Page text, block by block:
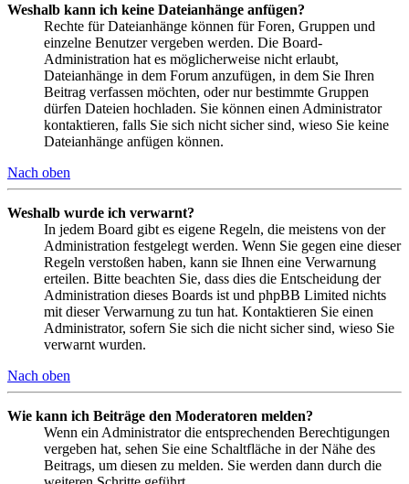
Weshalb kann ich keine Dateianhänge anfügen?
Rechte für Dateianhänge können für Foren, Gruppen und
einzelne Benutzer vergeben werden. Die Board-
Administration hat es möglicherweise nicht erlaubt,
Dateianhänge in dem Forum anzufügen, in dem Sie Ihren
Beitrag verfassen möchten, oder nur bestimmte Gruppen
dürfen Dateien hochladen. Sie können einen Administrator
kontaktieren, falls Sie sich nicht sicher sind, wieso Sie keine
Dateianhänge anfügen können.
Nach oben
Weshalb wurde ich verwarnt?
In jedem Board gibt es eigene Regeln, die meistens von der
Administration festgelegt werden. Wenn Sie gegen eine dieser
Regeln verstoßen haben, kann sie Ihnen eine Verwarnung
erteilen. Bitte beachten Sie, dass dies die Entscheidung der
Administration dieses Boards ist und phpBB Limited nichts
mit dieser Verwarnung zu tun hat. Kontaktieren Sie einen
Administrator, sofern Sie sich die nicht sicher sind, wieso Sie
verwarnt wurden.
Nach oben
Wie kann ich Beiträge den Moderatoren melden?
Wenn ein Administrator die entsprechenden Berechtigungen
vergeben hat, sehen Sie eine Schaltfläche in der Nähe des
Beitrags, um diesen zu melden. Sie werden dann durch die